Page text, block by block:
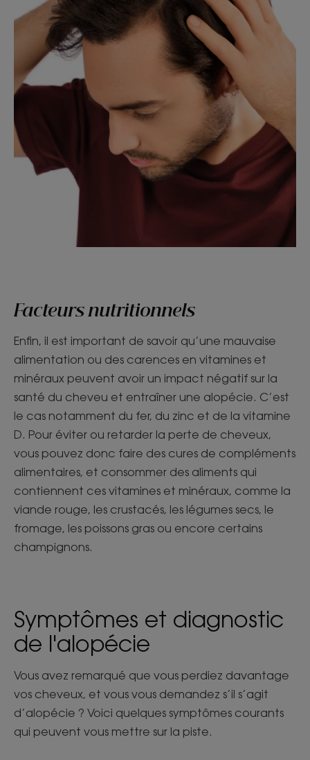
Facteurs nutritionnels
Enfin, il est important de savoir qu’une mauvaise
alimentation ou des carences en vitamines et
minéraux peuvent avoir un impact négatif sur la
santé du cheveu et entraîner une alopécie. C’est
le cas notamment du fer, du zinc et de la vitamine
D. Pour éviter ou retarder la perte de cheveux,
vous pouvez donc faire des cures de compléments
alimentaires, et consommer des aliments qui
contiennent ces vitamines et minéraux, comme la
viande rouge, les crustacés, les légumes secs, le
fromage, les poissons gras ou encore certains
champignons.
Symptômes et diagnostic
de l'alopécie
Vous avez remarqué que vous perdiez davantage
vos cheveux, et vous vous demandez s’il s’agit
d’alopécie ? Voici quelques symptômes courants
qui peuvent vous mettre sur la piste.